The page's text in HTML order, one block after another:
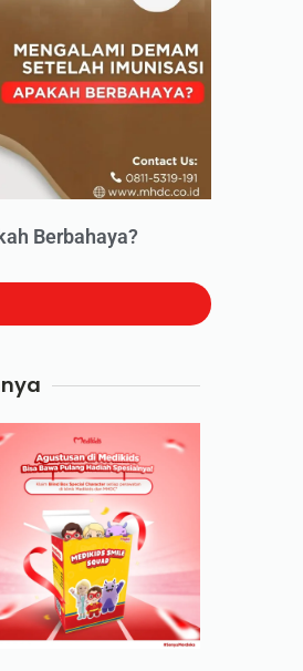
Berbahaya?